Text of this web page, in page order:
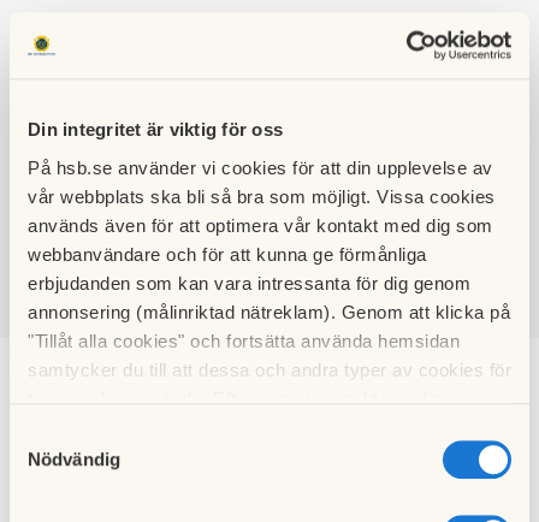
Din integritet är viktig för oss
På hsb.se använder vi cookies för att din upplevelse av
vår webbplats ska bli så bra som möjligt. Vissa cookies
används även för att optimera vår kontakt med dig som
webbanvändare och för att kunna ge förmånliga
erbjudanden som kan vara intressanta för dig genom
annonsering (målinriktad nätreklam). Genom att klicka på
"Tillåt alla cookies" och fortsätta använda hemsidan
samtycker du till att dessa och andra typer av cookies för
cookies och välja att endast tillåta ett urval.
Nödvändig
HSB BRF
BASILIKAN
SÖK LOGGA IN